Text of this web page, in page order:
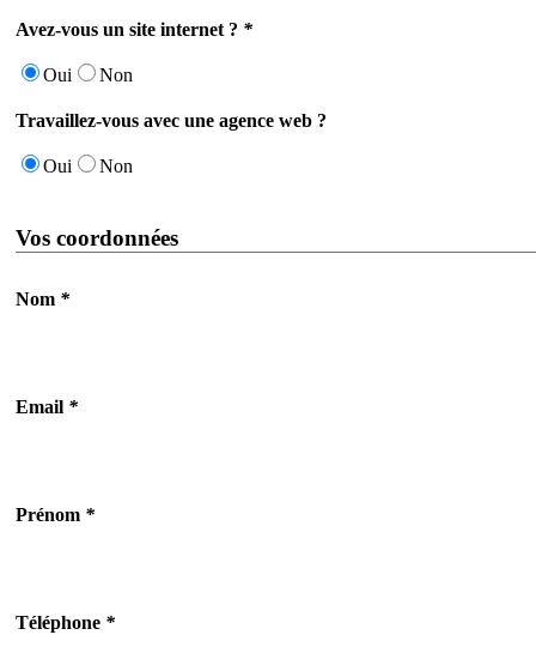
Avez-vous un site internet ? *
Oui Non
Travaillez-vous avec une agence web ?
Oui Non
Vos coordonnées
Nom *
Email *
Prénom *
Téléphone *